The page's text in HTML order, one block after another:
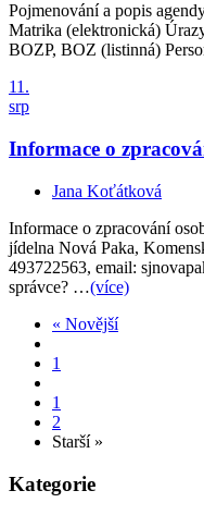
Pojmenování a popis
Matrika (elektronická)
BOZP, BOZ (listinná)
11.
srp
Informace o
Jana Koťátková
Informace o zpracování
jídelna Nová Paka,
493722563, email:
správce? …(více)
« Novější
1
1
2
Starší »
Kategorie